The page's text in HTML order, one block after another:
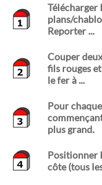
Télécharger
plans/
Reporter ...
Couper
fils rouges
le fer à ...
Pour
plus grand.
Positionner
côte (tous